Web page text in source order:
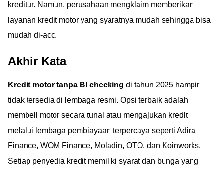
kreditur. Namun, perusahaan mengklaim memberikan
layanan kredit motor yang syaratnya mudah sehingga bisa
mudah di-acc.
Akhir Kata
Kredit motor tanpa BI checking di tahun 2025 hampir
tidak tersedia di lembaga resmi. Opsi terbaik adalah
membeli motor secara tunai atau mengajukan kredit
melalui lembaga pembiayaan terpercaya seperti Adira
Finance, WOM Finance, Moladin, OTO, dan Koinworks.
Setiap penyedia kredit memiliki syarat dan bunga yang